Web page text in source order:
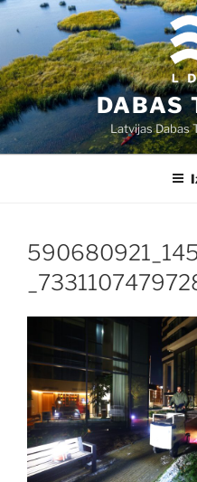
Doties
saturu
DABAS
Latvijas Dabas